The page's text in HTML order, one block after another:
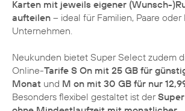
Karten mit jeweils eigener (Wunsch-
aufteilen – ideal für Familien, Paare oder
Unternehmen.
Neukunden bietet Super Select zudem
Online-Tarife S On mit 25 GB für
Monat und M on mit 30 GB für nur
Besonders flexibel gestaltet ist der